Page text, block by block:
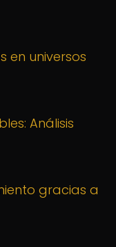
en universos
Análisis
gracias a